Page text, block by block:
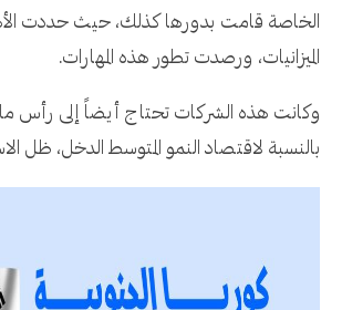
الخاصة قامت بدورها كذلك، حيث حددت
الميزانيات، ورصدت تطور هذه المهارات.
وكانت هذه الشركات تحتاج أيضاً إلى رأس
بالنسبة لاقتصاد النمو المتوسط الدخل، ظل